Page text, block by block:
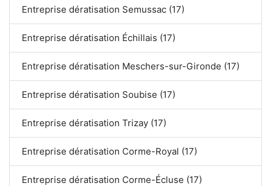
Entreprise dératisation Semussac (17)
Entreprise dératisation Échillais (17)
Entreprise dératisation Meschers-sur-Gironde (17)
Entreprise dératisation Soubise (17)
Entreprise dératisation Trizay (17)
Entreprise dératisation Corme-Royal (17)
Entreprise dératisation Corme-Écluse (17)